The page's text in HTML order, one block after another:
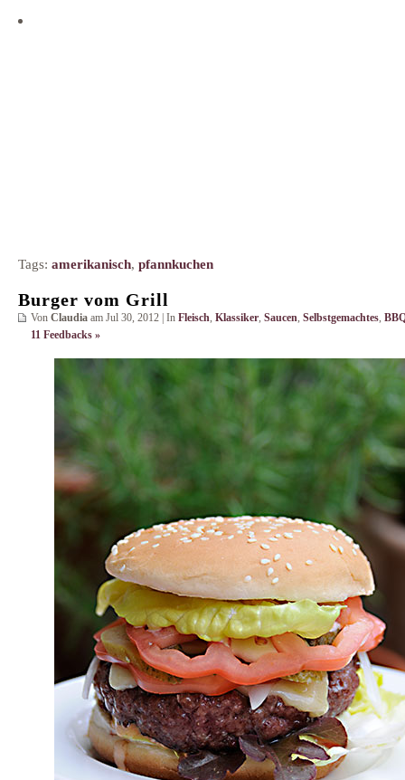
Tags: amerikanisch, pfannkuchen
Burger vom Grill
Von Claudia am Jul 30, 2012 | In Fleisch, Klassiker, Saucen, Selbstgemachtes,
11 Feedbacks »